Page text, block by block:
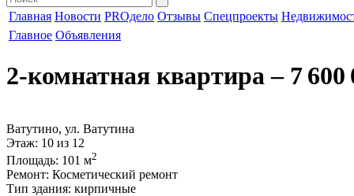
Главная Новости PROдело Отзывы Спецпроекты
Главное Объявления
2-комнатная квартира‒ 7 600
Ватутино, ул. Ватутина
Этаж: 10 из 12
Площадь: 101 м2
Ремонт: Косметический ремонт
Тип здания: кирпичные